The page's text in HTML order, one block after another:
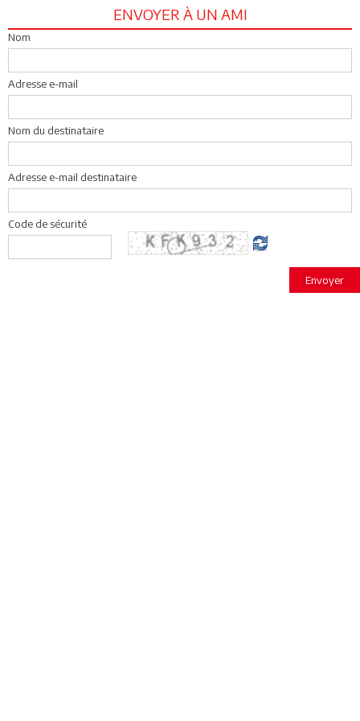
ENVOYER À UN AMI
Nom
Adresse e-mail
Nom du destinataire
Adresse e-mail destinataire
Code de sécurité
Envoyer